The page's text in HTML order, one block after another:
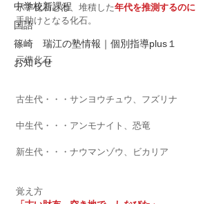
中学校新課程
国語
篠崎 瑞江の塾情報｜個別指導plus１
お知らせ
示準化石とは、堆積した年代を推測するのに
手助けとなる化石。
示準化石
古生代・・・サンヨウチュウ、フズリナ
中生代・・・アンモナイト、恐竜
新生代・・・ナウマンゾウ、ビカリア
覚え方